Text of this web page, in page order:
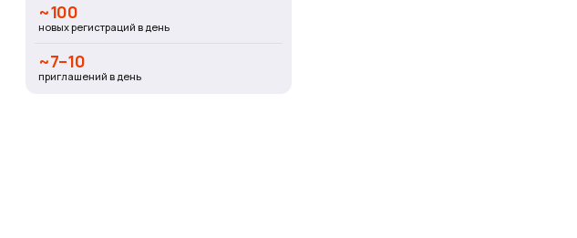
~100
новых регистраций в день
~7–10
приглашений в день